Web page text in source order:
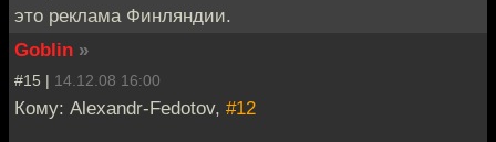
это реклама Финляндии.
Goblin »
#15 | 14.12.08 16:00
Кому: Alexandr-Fedotov, #12